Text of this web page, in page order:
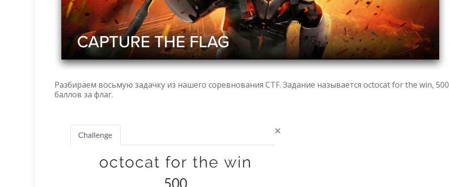
Разбираем восьмую задачку из нашего соревнования CTF. Задание называется octocat for the win, 500
баллов за флаг.